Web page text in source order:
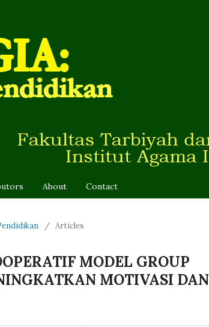
About Contact
/ Articles
MODEL GROUP
MOTIVASI DAN